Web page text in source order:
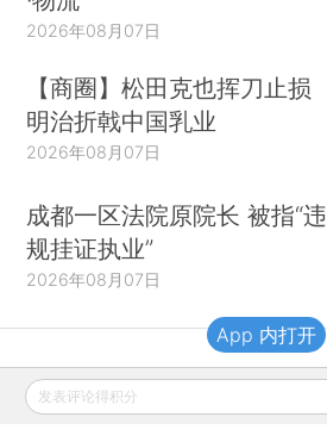
2026年08月07日
【商圈】松田克也挥刀止损
明治折戟中国乳业
2026年08月07日
成都一区法院原院长 被指“违
规挂证执业”
2026年08月07日
财新移动
发表评论得积分
App 内打开